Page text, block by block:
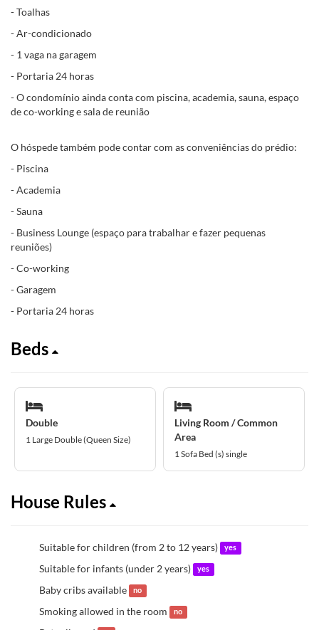
- Toalhas
- Ar-condicionado
- 1 vaga na garagem
- Portaria 24 horas
- O condomínio ainda conta com piscina, academia, sauna, espaço
de co-working e sala de reunião
O hóspede também pode contar com as conveniências do prédio:
- Piscina
- Academia
- Sauna
- Business Lounge (espaço para trabalhar e fazer pequenas
reuniões)
- Co-working
- Garagem
- Portaria 24 horas
Beds
Double
1 Large Double (Queen Size)
Living Room / Common
Area
1 Sofa Bed (s) single
House Rules
Suitable for children (from 2 to 12 years) yes
Suitable for infants (under 2 years) yes
Baby cribs available no
Smoking allowed in the room no